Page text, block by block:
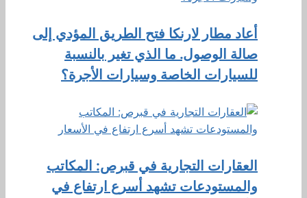
أعاد مطار لارنكا فتح الطريق المؤدي إلى
صالة الوصول. ما الذي تغير بالنسبة
للسيارات الخاصة وسيارات الأجرة؟
العقارات التجارية في قبرص: المكاتب
والمستودعات تشهد أسرع ارتفاع في